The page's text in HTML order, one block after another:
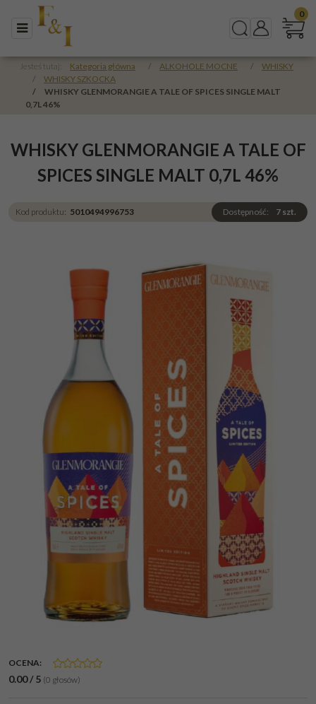
Menu SzukajPanel
0
Jesteś tutaj: Kategoria główna / ALKOHOLE MOCNE /
WHISKY
/
WHISKY SZKOCKA
/
WHISKY GLENMORANGIE A TALE OF SPICES SINGLE MALT
0,7L 46%
WHISKY GLENMORANGIE A TALE OF
SPICES SINGLE MALT 0,7L 46%
Kod produktu: 5010494996753 Dostępność: 7 szt.
OCENA:
0.00/5 (0 głosów)